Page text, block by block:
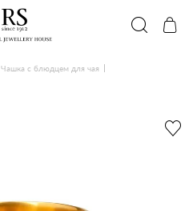
Чашка с блюдцем для чая